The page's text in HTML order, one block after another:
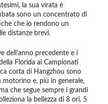
la sua virata è
sono un concentrato di
che lo rendono un
distanze brevi.
dell’anno precedente e i
Florida ai Campionati
corta di Hangzhou sono
e, più in generale,
che segue sempre i grandi
la bellezza di 8 ori, 5